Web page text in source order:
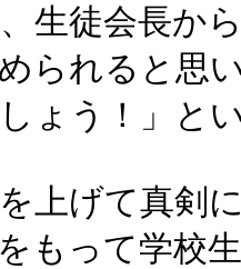
生徒会長か
られると思
ょう！」と
上げて真剣
もって学校